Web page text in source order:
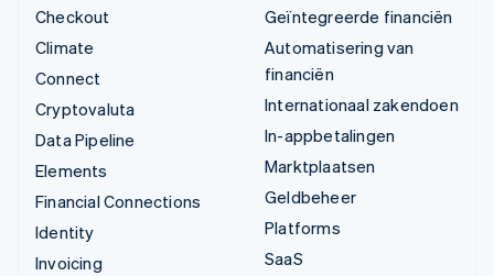
Checkout
Climate
Connect
Cryptovaluta
Data Pipeline
Elements
Financial Connections
Identity
Invoicing
Geïntegreerde financiën
Automatisering van
financiën
Internationaal zakendoen
In-appbetalingen
Marktplaatsen
Geldbeheer
Platforms
SaaS